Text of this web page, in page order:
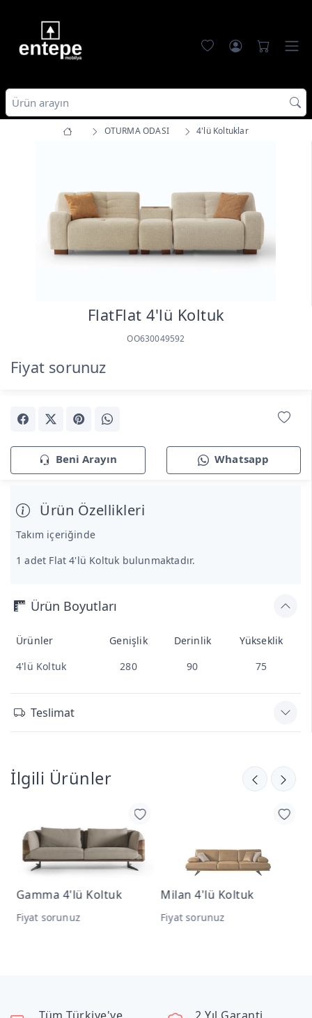
OTURMA ODASI 4'lü Koltuklar
FlatFlat 4'lü Koltuk
OO630049592
Fiyat sorunuz
Beni Arayın Whatsapp
Ürün Özellikleri
Takım içeriğinde
1 adet Flat 4'lü Koltuk bulunmaktadır.
Ürün Boyutları
Ürünler Genişlik Derinlik
Yükseklik
4'lü Koltuk
280 90 75
Teslimat
İlgili Ürünler
Gamma 4'lü Koltuk
Fiyat sorunuz
Milan 4'lü Koltuk
Fiyat sorunuz